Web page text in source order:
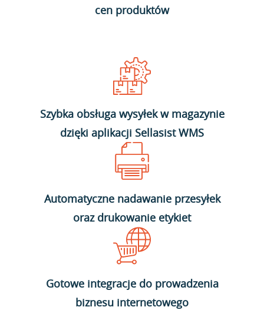
cen produktów
Szybka obsługa wysyłek w magazynie
dzięki aplikacji Sellasist WMS
Automatyczne nadawanie przesyłek
oraz drukowanie etykiet
Gotowe integracje do prowadzenia
biznesu internetowego